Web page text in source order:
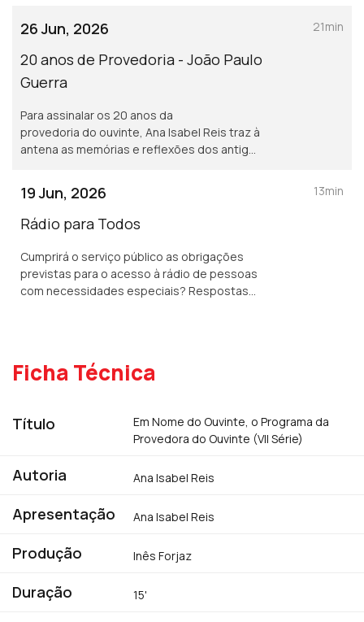
de satisfação.
26 Jun, 2026
20 anos de Provedoria - João Paulo
Guerra
Para assinalar os 20 anos da
provedoria do ouvinte, Ana Isabel Reis traz à
antena as memórias e reflexões dos antigos
21min
19 Jun, 2026
Rádio para Todos
Cumprirá o serviço público as obrigações
previstas para o acesso à rádio de pessoas
com necessidades especiais? Respostas
13min
Ficha Técnica
Título
Em Nome do Ouvinte, o Programa da
Provedora do Ouvinte (VII Série)
Autoria Ana Isabel Reis
Apresentação Ana Isabel Reis
Produção Inês Forjaz
Duração 15'